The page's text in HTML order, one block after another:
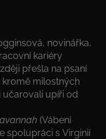
novinářka,
kariéry
přešla na psaní
kromě milostných
učarovali upíři od
(Vábení
spolupráci s Virginií